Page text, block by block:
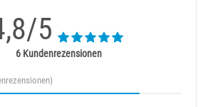
5
6 Kundenrezensionen